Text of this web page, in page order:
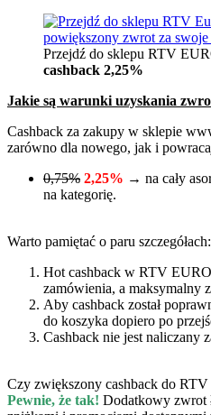
Przejdź do sklepu RTV
cashback 2,25%
Jakie są warunki uzyskania
Cashback za zakupy w sklepie
zarówno dla nowego, jak i
0,75% 2,25% → na cały
na kategorię.
Warto pamiętać o paru szczegółach:
Hot cashback w RTV
zamówienia, a maksymalny
Aby cashback został
do koszyka dopiero po
Cashback nie jest naliczany
Czy zwiększony cashback do
Pewnie, że tak! Dodatkowy zwrot